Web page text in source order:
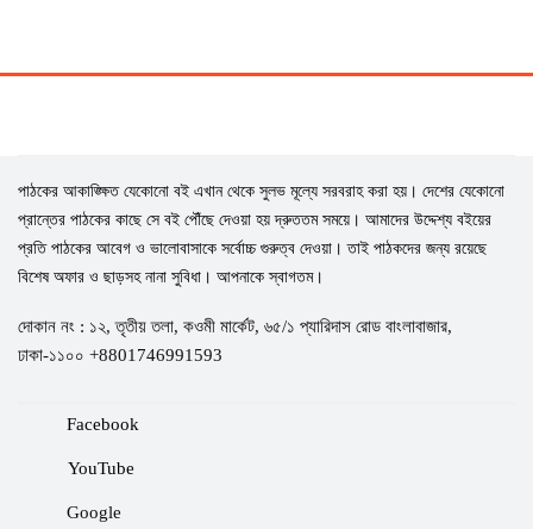
পাঠকের আকাঙ্ক্ষিত যেকোনো বই এখান থেকে সুলভ মূল্যে সরবরাহ করা হয়। দেশের যেকোনো
প্রান্তের পাঠকের কাছে সে বই পৌঁছে দেওয়া হয় দ্রুততম সময়ে। আমাদের উদ্দেশ্য বইয়ের
প্রতি পাঠকের আবেগ ও ভালোবাসাকে সর্বোচ্চ গুরুত্ব দেওয়া। তাই পাঠকদের জন্য রয়েছে
বিশেষ অফার ও ছাড়সহ নানা সুবিধা। আপনাকে স্বাগতম।
দোকান নং : ১২, তৃতীয় তলা, কওমী মার্কেট, ৬৫/১ প্যারিদাস রোড বাংলাবাজার,
ঢাকা-১১০০ +8801746991593
Facebook
YouTube
Google